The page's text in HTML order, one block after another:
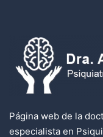
Página web de la
especialista en